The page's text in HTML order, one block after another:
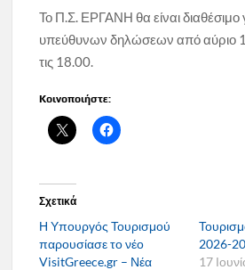
Το Π.Σ. ΕΡΓΑΝΗ θα είναι
υπεύθυνων δηλώσεων από αύριο
τις 18.00.
Κοινοποιήστε:
Σχετικά
Η Υπουργός Τουρισμού
παρουσίασε το νέο
VisitGreece.gr – Νέα
2026-
17